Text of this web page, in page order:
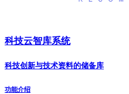
科技云智库系统
科技创新与技术资料的储备库
功能介绍